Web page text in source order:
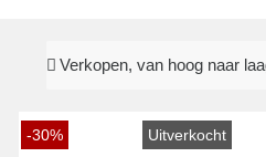
-30% Uitverkocht